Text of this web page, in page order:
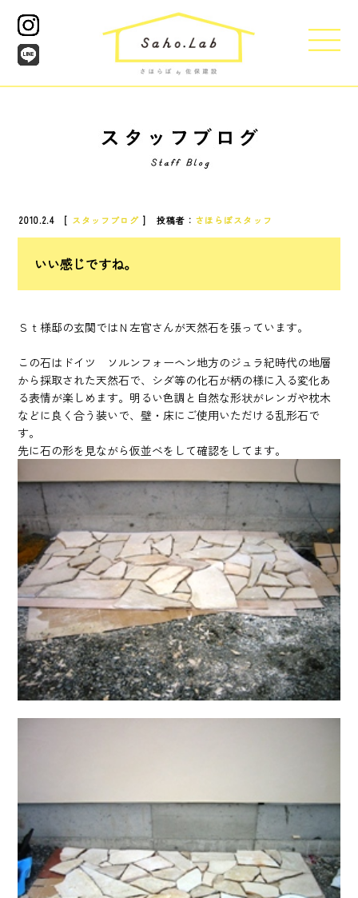
2010.2.4 [ スタッフブログ ] 投稿者： さほらぼスタッフ
いい感じですね。
Ｓｔ様邸の玄関ではＮ左官さんが天然石を張っています。
この石はドイツ ソルンフォーヘン地方のジュラ紀時代の地層
から採取された天然石で、シダ等の化石が柄の様に入る変化あ
る表情が楽しめます。明るい色調と自然な形状がレンガや枕木
などに良く合う装いで、壁・床にご使用いただける乱形石で
す。
先に石の形を見ながら仮並べをして確認をしてます。